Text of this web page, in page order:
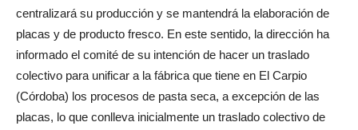
centralizará su producción y se mantendrá la elaboración de
placas y de producto fresco. En este sentido, la dirección ha
informado el comité de su intención de hacer un traslado
colectivo para unificar a la fábrica que tiene en El Carpio
(Córdoba) los procesos de pasta seca, a excepción de las
placas, lo que conlleva inicialmente un traslado colectivo de